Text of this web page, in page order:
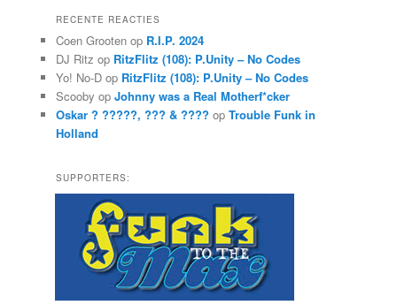
k
n
RECENTE REACTIES
Coen Grootenop R.I.P. 2024
DJ Ritz op RitzFlitz (108): P.Unity – No Codes
Yo! No-Dop RitzFlitz (108): P.Unity – No Codes
Scooby op Johnny was a Real Motherf*cker
Oskar ? ?????, ??? & ???? op Trouble Funk in
Holland
SUPPORTERS: